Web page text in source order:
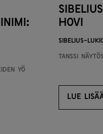
yö
hovi
Sibelius-
Tanssi Näytös
LUE
LUE